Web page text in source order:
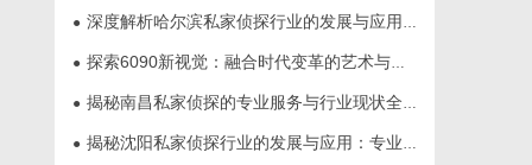
● 深度解析哈尔滨私家侦探行业的发展与应用现状
● 探索6090新视觉：融合时代变革的艺术与创新之旅
● 揭秘南昌私家侦探的专业服务与行业现状全面解析
● 揭秘沈阳私家侦探行业的发展与应用：专业侦探服务的全方位解析